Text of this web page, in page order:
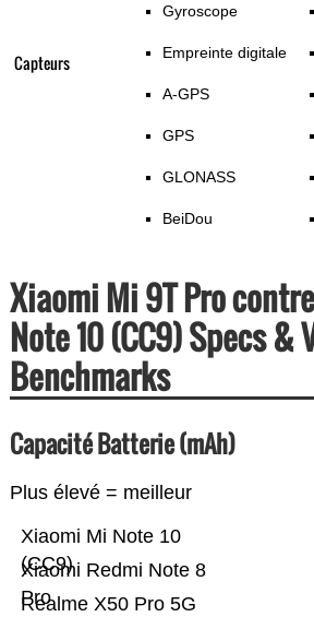
Capteurs
Gyroscope
Empreinte digitale
A-GPS
GPS
GLONASS
BeiDou
Xiaomi Mi 9T Pro
Note 10 (CC9) Specs &
Benchmarks
Capacité Batterie (mAh)
Plus élevé = meilleur
Realme X50 Pro 5G
Xiaomi Redmi Note 8
Pro
Xiaomi Mi Note 10
(CC9)